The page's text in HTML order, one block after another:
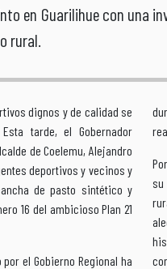
en Guarilihue con una
rural.
dignos y de calidad se
tarde, el Gobernador
de Coelemu, Alejandro
deportivos y vecinos y
de pasto sintético y
16 del ambicioso Plan 21
el Gobierno Regional ha